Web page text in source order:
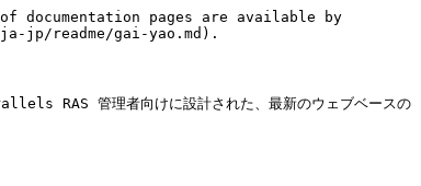
pages are available by
jp/readme/gai-yao.md).
RAS 管理者向けに設計された、最新のウェブベースの